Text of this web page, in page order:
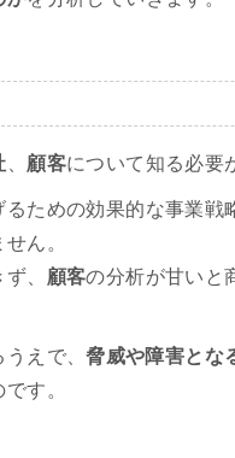
顧客について知る必要
ための効果的な事業戦
ん。
、 顧客の分析が甘いと
うえで、脅威や障害とな
す。